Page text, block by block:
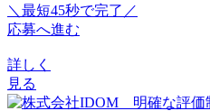
＼最短45秒で完了／
応募へ進む
詳しく
見る